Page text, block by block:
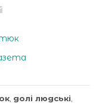
, долі людські,